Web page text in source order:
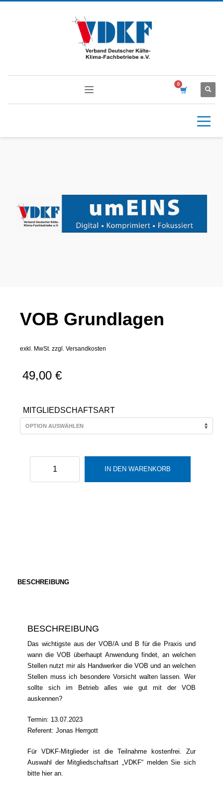
VOB Grundlagen
exkl. MwSt. zzgl. Versandkosten
49,00 €
MITGLIEDSCHAFTSART
Grundlagen
Menge
IN DEN WARENKORB
BESCHREIBUNG
BESCHREIBUNG
Das wichtigste aus der VOB/A und B für die Praxis und
wann die VOB überhaupt Anwendung findet, an welchen
Stellen nutzt mir als Handwerker die VOB und an welchen
Stellen muss ich besondere Vorsicht walten lassen. Wer
sollte sich im Betrieb alles wie gut mit der VOB
auskennen?
Termin: 13.07.2023
Referent: Jonas Herrgott
Für VDKF-Mitglieder ist die Teilnahme kostenfrei. Zur
Auswahl der Mitgliedschaftsart „VDKF“ melden Sie sich
bitte hier an.